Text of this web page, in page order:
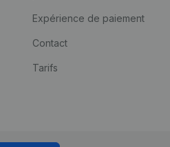
Expérience de paiement
Contact
Tarifs